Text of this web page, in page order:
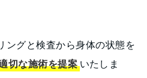
ングと検査から身体の状態を
切な施術を提案いたしま